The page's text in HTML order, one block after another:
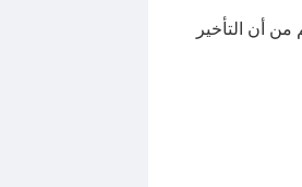
أن التأخير